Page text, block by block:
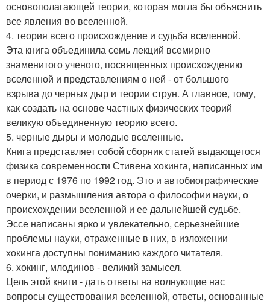
основополагающей теории, которая могла бы объяснить
все явления во вселенной.
4. теория всего происхождение и судьба вселенной.
Эта книга объединила семь лекций всемирно
знаменитого ученого, посвященных происхождению
вселенной и представлениям о ней - от большого
взрыва до черных дыр и теории струн. А главное, тому,
как создать на основе частных физических теорий
великую объединенную теорию всего.
5. черные дыры и молодые вселенные.
Книга представляет собой сборник статей выдающегося
физика современности Стивена хокинга, написанных им
в период с 1976 по 1992 год. Это и автобиографические
очерки, и размышления автора о философии науки, о
происхождении вселенной и ее дальнейшей судьбе.
Эссе написаны ярко и увлекательно, серьезнейшие
проблемы науки, отраженные в них, в изложении
хокинга доступны пониманию каждого читателя.
6. хокинг, млодинов - великий замысел.
Цель этой книги - дать ответы на волнующие нас
вопросы существования вселенной, ответы, основанные